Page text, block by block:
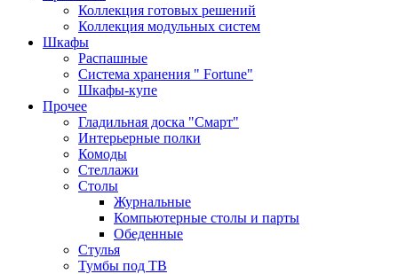
Коллекция готовых решений
Коллекция модульных систем
Шкафы
Распашные
Система хранения " Fortune"
Шкафы-купе
Прочее
Гладильная доска "Смарт"
Интерьерные полки
Комоды
Стеллажи
Столы
Журнальные
Компьютерные столы и парты
Обеденные
Стулья
Тумбы под ТВ